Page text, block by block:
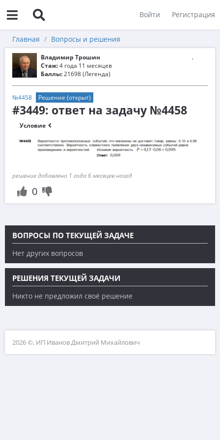
Войти Регистрация
Главная Вопросы и решения
Владимир Трошин
Стаж:4 года 11 месяцев
Баллы:21698 (Легенда)
№4458 Решение (открыт)
#3449: ответ на задачу №4458
Условие
решение добавлено 1 года 6 месяцев назад
0
ВОПРОСЫ ПО ТЕКУЩЕЙ ЗАДАЧЕ
Нет других вопросов
РЕШЕНИЯ ТЕКУЩЕЙ ЗАДАЧИ
Никто не предложил своё решение
2026 ©, ИП Иванов Дмитрий Михайлович